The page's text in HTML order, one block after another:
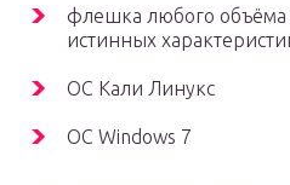
флешка любого объёма
истинных
ОС Кали Линукс
ОС Windows 7